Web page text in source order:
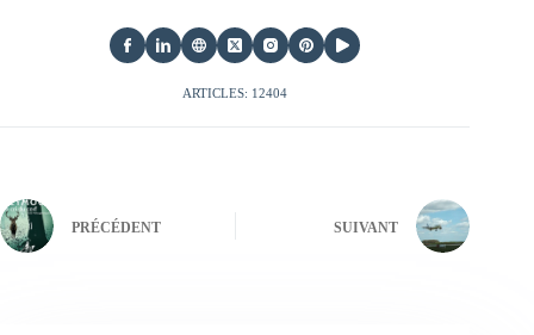
ARTICLES: 12404
PRÉCÉDENT SUIVANT